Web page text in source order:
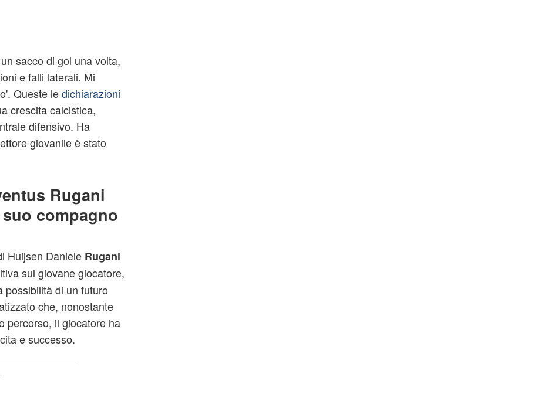
sacco di gol una volta,
e falli laterali. Mi
Queste ledichiarazioni
crescita calcistica,
difensivo. Ha
giovanile è stato
Rugani
compagno
Huijsen Daniele Rugani
sul giovane giocatore,
possibilità di un futuro
che, nonostante
percorso, il giocatore ha
e successo.